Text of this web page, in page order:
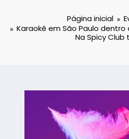
Página inicial
Karaokê em São Paulo
Na Spicy Club